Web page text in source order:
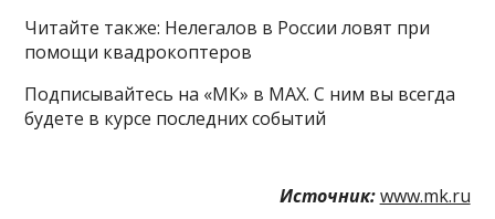
Читайте также: Нелегалов в России ловят при
помощи квадрокоптеров
Подписывайтесь на «МК» в МАХ. С ним вы всегда
будете в курсе последних событий
Источник: www.mk.ru